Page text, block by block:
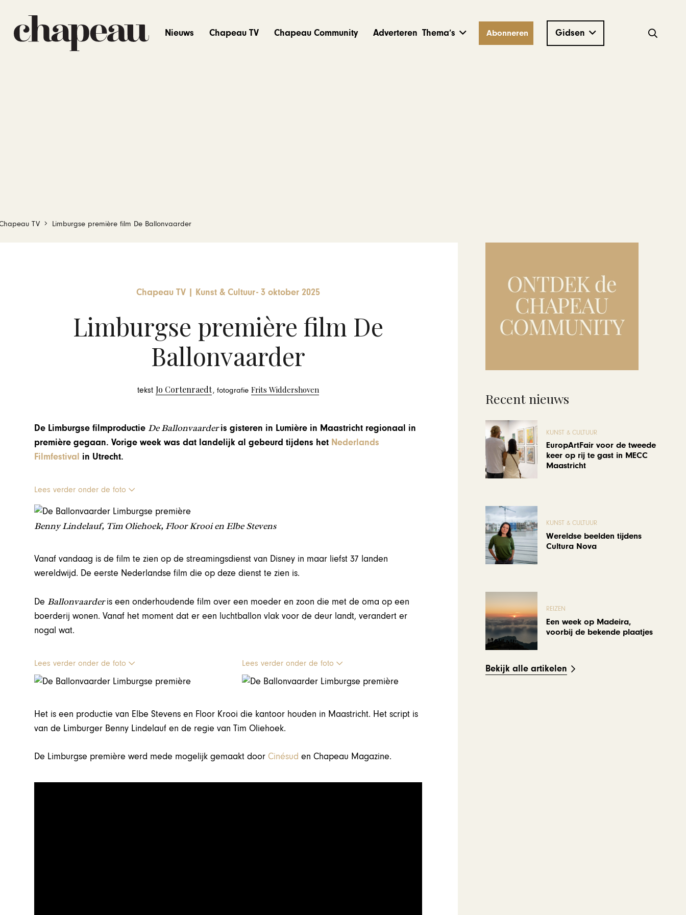
Nieuws Chapeau TV Chapeau Community Adverteren Thema’s Abonneren Gidsen
TV Limburgse première film De Ballonvaarder
Chapeau TV Kunst & Cultuur-3 oktober 2025
Limburgse première film De
Ballonvaarder
tekstJo Cortenraedt, fotografieFrits Widdershoven
De Limburgse filmproductieDe Ballonvaarderis gisteren in Lumière in Maastricht regionaal in
première gegaan. Vorige week was dat landelijk al gebeurd tijdens het Nederlands
Filmfestival in Utrecht.
Lees verder onder de foto
Benny Lindelauf, Tim Oliehoek, Floor Krooi en Elbe Stevens
Vanaf vandaag is de film te zien op de streamingsdienst van Disney in maar liefst 37 landen
wereldwijd. De eerste Nederlandse film die op deze dienst te zien is.
DeBallonvaarderis een onderhoudende film over een moeder en zoon die met de oma op een
boerderij wonen. Vanaf het moment dat er een luchtballon vlak voor de deur landt, verandert er
nogal wat.
Lees verder onder de foto Lees verder onder de foto
Het is een productie van Elbe Stevens en Floor Krooi die kantoor houden in Maastricht. Het script is
van de Limburger Benny Lindelauf en de regie van Tim Oliehoek.
De Limburgse première werd mede mogelijk gemaakt doorCinésud en Chapeau Magazine.
Recent nieuws
KUNST & CULTUUR
EuropArtFair voor de tweede
keer op rij te gast in MECC
Maastricht
KUNST & CULTUUR
Wereldse beelden tijdens
Cultura Nova
REIZEN
Een week op Madeira,
voorbij de bekende plaatjes
Bekijk alle artikelen